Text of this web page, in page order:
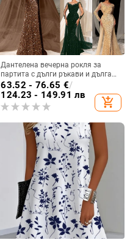
Дантелена вечерна рокля за
партита с дълги ръкави и дълга
пола, дълбоко V-образно деколте,
полиестер-еластанова материя
63.52 - 76.65 €/
124.23 - 149.91 лв
add_shopping_cart